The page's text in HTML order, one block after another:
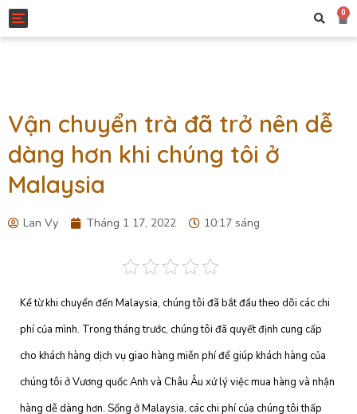
Toggle navigation 0
Vận chuyển trà đã trở nên dễ
dàng hơn khi chúng tôi ở
Malaysia
Lan Vy Tháng 1 17, 2022 10:17 sáng
Kể từ khi chuyển đến Malaysia, chúng tôi đã bắt đầu theo dõi các chi
phí của mình. Trong tháng trước, chúng tôi đã quyết định cung cấp
cho khách hàng dịch vụ giao hàng miễn phí để giúp khách hàng của
chúng tôi ở Vương quốc Anh và Châu Âu xử lý việc mua hàng và nhận
hàng dễ dàng hơn. Sống ở Malaysia, các chi phí của chúng tôi thấp